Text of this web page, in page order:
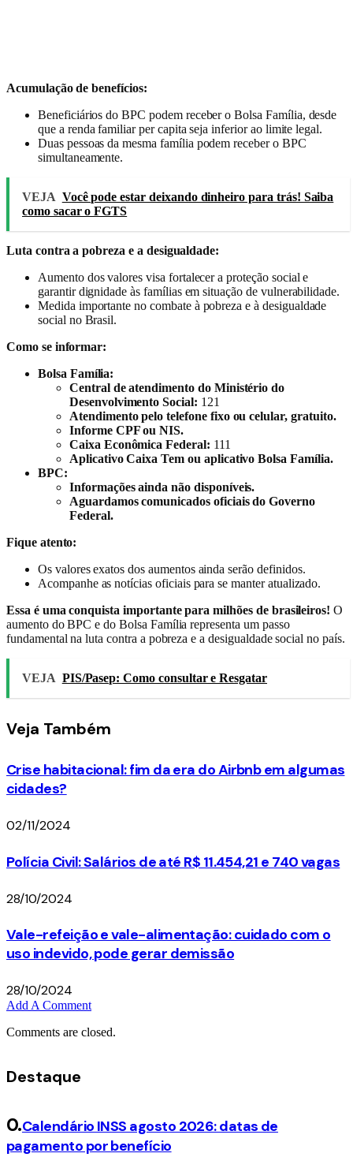
Acumulação de benefícios:
Beneficiários do BPC podem receber o Bolsa Família, desde
que a renda familiar per capita seja inferior ao limite legal.
Duas pessoas da mesma família podem receber o BPC
simultaneamente.
VEJA Você pode estar deixando dinheiro para trás! Saiba
como sacar o FGTS
Luta contra a pobreza e a desigualdade:
Aumento dos valores visa fortalecer a proteção social e
garantir dignidade às famílias em situação de vulnerabilidade.
Medida importante no combate à pobreza e à desigualdade
social no Brasil.
Como se informar:
Bolsa Família:
Central de atendimento do Ministério do
Desenvolvimento Social: 121
Atendimento pelo telefone fixo ou celular, gratuito.
Informe CPF ou NIS.
Caixa Econômica Federal: 111
Aplicativo Caixa Tem ou aplicativo Bolsa Família.
BPC:
Informações ainda não disponíveis.
Aguardamos comunicados oficiais do Governo
Federal.
Fique atento:
Os valores exatos dos aumentos ainda serão definidos.
Acompanhe as notícias oficiais para se manter atualizado.
Essa é uma conquista importante para milhões de brasileiros! O
aumento do BPC e do Bolsa Família representa um passo
fundamental na luta contra a pobreza e a desigualdade social no país.
VEJA PIS/Pasep: Como consultar e Resgatar
Veja Também
Crise habitacional: fim da era do Airbnb em algumas
cidades?
02/11/2024
Polícia Civil: Salários de até R$ 11.454,21 e 740 vagas
28/10/2024
Vale-refeição e vale-alimentação: cuidado com o
uso indevido, pode gerar demissão
28/10/2024
Add A Comment
Comments are closed.
Destaque
Calendário INSS agosto 2026: datas de
pagamento por benefício